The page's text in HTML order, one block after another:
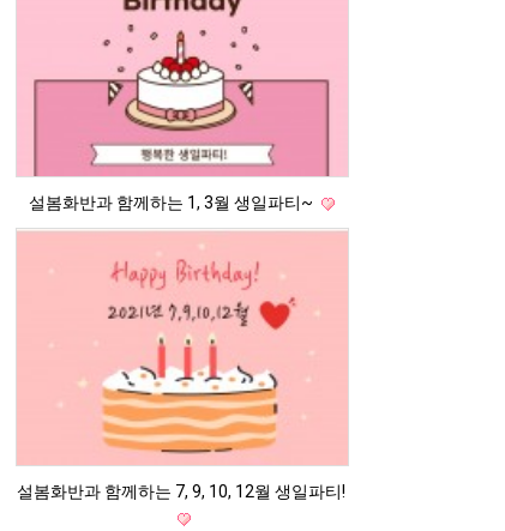
설봄화반과 함께하는 1, 3월 생일파티~
설봄화반과 함께하는 7, 9, 10, 12월 생일파티!